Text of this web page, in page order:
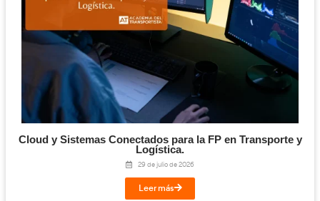
AT Academia del Transportista es el centro de referencia en
conductores profesionales en España. Su metodología se
actualización constante de los contenidos formativos,
normativa vigente y las innovaciones en movilidad segura y
La formación que ofrece AT Academia del Transportista está
dotar a los futurosdocentes de herramientas efectivas para
conducir con seguridad y responsabilidad. Además, enlaza
Superior en Formación para la Movilidad Segura y
que los profesionales puedan seguir avanzando en su